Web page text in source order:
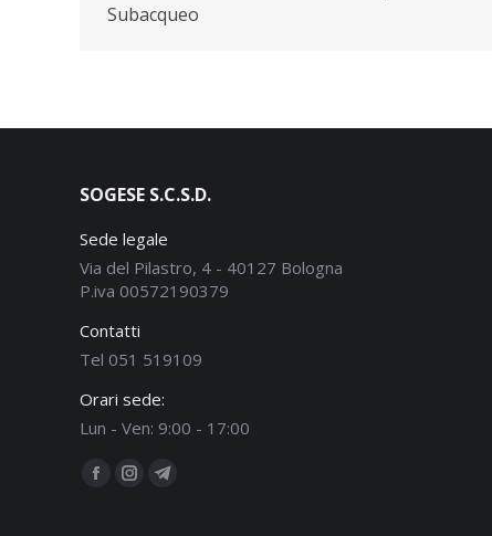
Subacqueo
SOGESE S.C.S.D.
Sede legale
Via del Pilastro, 4 - 40127 Bologna
P.iva 00572190379
Contatti
Tel 051 519109
Orari sede:
Lun - Ven: 9:00 - 17:00
Ci puoi trovare su:
Facebook
Instagram
Telegram